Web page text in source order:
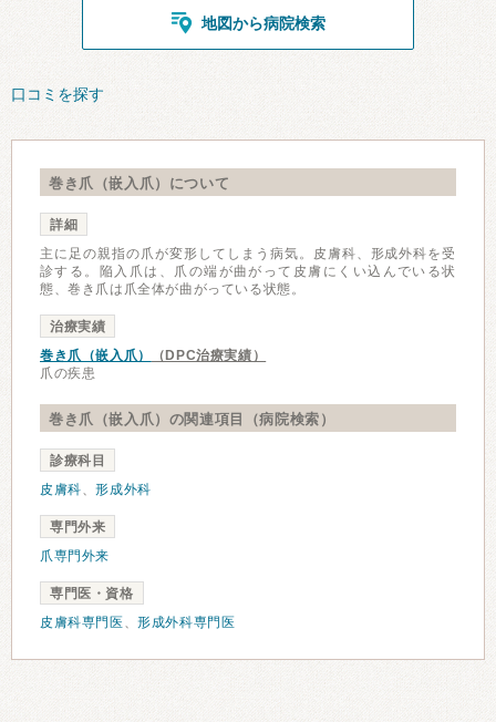
地図から病院検索
口コミを探す
巻き爪（嵌入爪）について
詳細
主に足の親指の爪が変形してしまう病気。皮膚科、形成外科を受
診する。陥入爪は、爪の端が曲がって皮膚にくい込んでいる状
態、巻き爪は爪全体が曲がっている状態。
治療実績
巻き爪（嵌入爪）
（DPC治療実績）
爪の疾患
巻き爪（嵌入爪）の関連項目（病院検索）
診療科目
皮膚科、形成外科
専門外来
爪専門外来
専門医・資格
皮膚科専門医 、形成外科専門医